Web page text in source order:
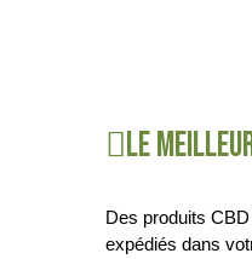
Le
Des produits
expédiés dans